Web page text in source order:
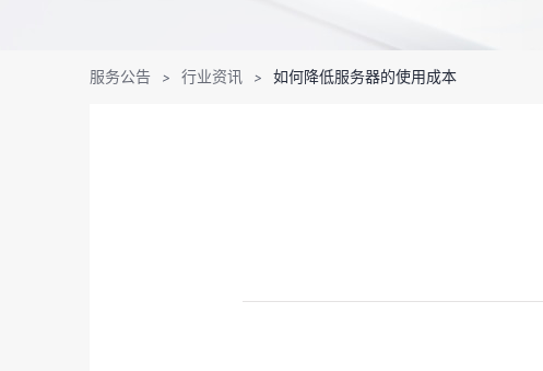
服务公告 > 行业资讯 > 如何降低服务器的使用成本